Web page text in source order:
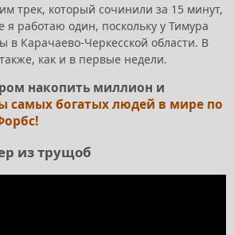
трек, который сочинили за 15 минут,
я работаю один, поскольку у Тимура
в Карачаево-Черкесской области. В
как и в первые недели.
накопить миллион и
самых богатых людей в мире по
из трущоб